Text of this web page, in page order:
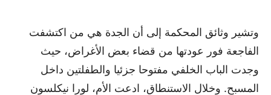
وتشير وثائق المحكمة إلى أن الجدة هي من اكتشفت
الفاجعة فور عودتها من قضاء بعض الأغراض، حيث
وجدت الباب الخلفي مفتوحا جزئيا والطفلتين داخل
المسبح. وخلال الاستنطاق، ادعت الأم، لورا نيكلسون